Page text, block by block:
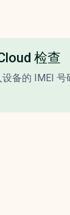
检查
备的 IMEI 号